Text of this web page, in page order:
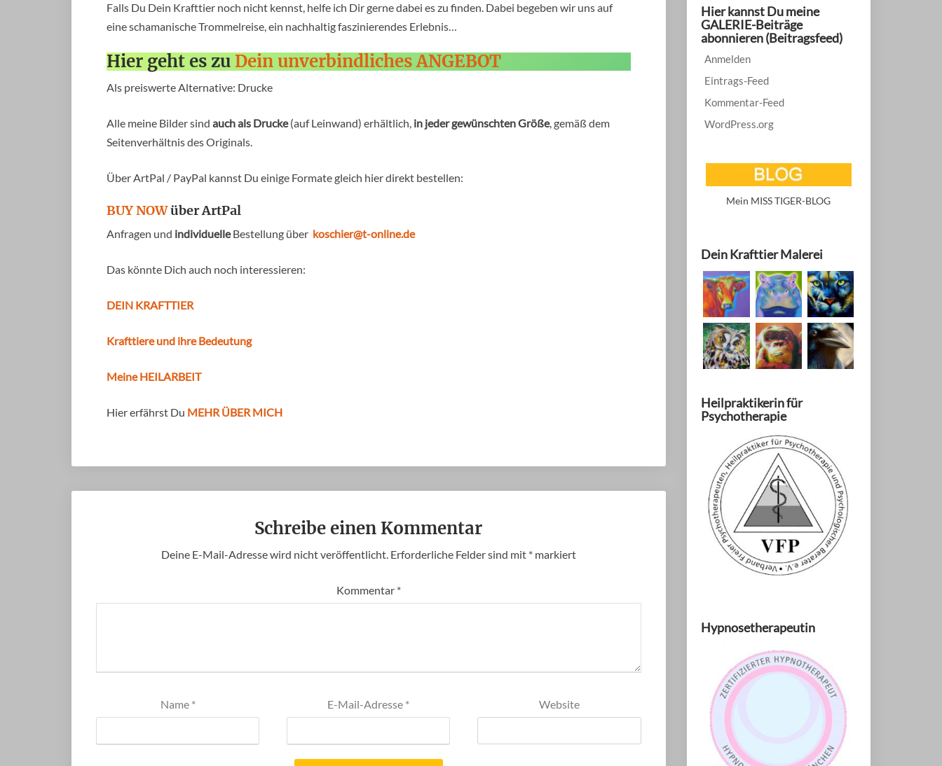
Falls Du Dein Krafttier noch nicht kennst, helfe ich Dir gerne dabei es zu finden. Dabei begeben wir uns auf
eine schamanische Trommelreise, ein nachhaltig faszinierendes Erlebnis…
Hier geht es zu Dein unverbindliches ANGEBOT
Als preiswerte Alternative: Drucke
Alle meine Bilder sind auch als Drucke(auf Leinwand) erhältlich, in jeder gewünschten Größe, gemäß dem
Seitenverhältnis des Originals.
Über ArtPal / PayPal kannst Du einige Formate gleich hier direkt bestellen:
BUY NOWüber ArtPal
Anfragen und individuelleBestellung über koschier@t-online.de
Das könnte Dich auch noch interessieren:
DEIN KRAFTTIER
Krafttiere und ihre Bedeutung
Meine HEILARBEIT
Hier erfährst Du MEHR ÜBER MICH
Schreibe einen Kommentar
Deine E-Mail-Adresse wird nicht veröffentlicht. Erforderliche Felder sind mit *markiert
Kommentar *
Name * E-Mail-Adresse * Website
Hier kannst Du meine
GALERIE-Beiträge
abonnieren (Beitragsfeed)
Anmelden
Eintrags-Feed
Kommentar-Feed
WordPress.org
Mein MISS TIGER-BLOG
Dein Krafttier Malerei
Heilpraktikerin für
Psychotherapie
Hypnosetherapeutin